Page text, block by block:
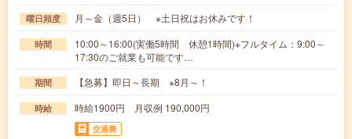
曜日頻度 月～金（週5日） ※土日祝はお休みです！
時間
10:00～16:00(実働5時間 休憩1時間)※フルタイム：9:00～
17:30のご就業も可能です…
期間 【急募】即日～長期 ※8月～！
時給 時給1900円 月収例 190,000円
交通費